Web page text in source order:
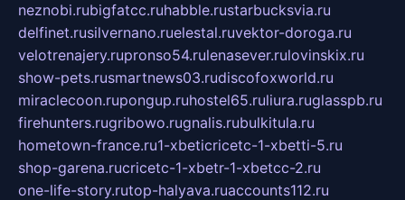
neznobi.rubigfatcc.ruhabble.rustarbucksvia.ru
delfinet.rusilvernano.ruelestal.ruvektor-doroga.ru
velotrenajery.rupronso54.rulenasever.rulovinskix.ru
show-pets.rusmartnews03.rudiscofoxworld.ru
miraclecoon.rupongup.ruhostel65.ruliura.ruglasspb.ru
firehunters.rugribowo.rugnalis.rubulkitula.ru
hometown-france.ru1-xbeticricetc-1-xbetti-5.ru
shop-garena.rucricetc-1-xbetr-1-xbetcc-2.ru
one-life-story.rutop-halyava.ruaccounts112.ru